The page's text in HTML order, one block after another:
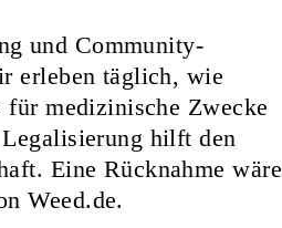
und Community-
erleben täglich, wie
medizinische Zwecke
hilft den
Eine Rücknahme wäre
Weed.de.